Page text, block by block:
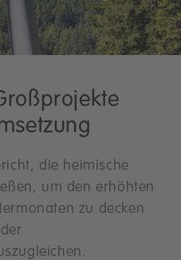
die heimische
um den erhöhten
zu decken